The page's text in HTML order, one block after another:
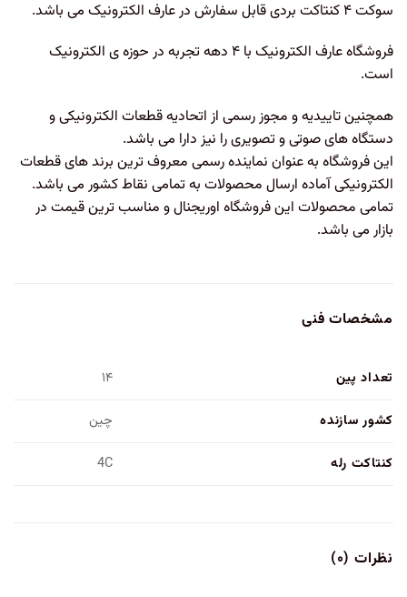
سوکت ۴ کنتاکت بردی قابل سفارش در عارف الکترونیک می باشد.
فروشگاه عارف الکترونیک با ۴ دهه تجربه در حوزه ی الکترونیک
است.
همچنین تاییدیه و مجوز رسمی از اتحادیه قطعات الکترونیکی و
دستگاه های صوتی و تصویری را نیز دارا می باشد.
این فروشگاه به عنوان نماینده رسمی معروف ترین برند های قطعات
الکترونیکی آماده ارسال محصولات به تمامی نقاط کشور می باشد.
تمامی محصولات این فروشگاه اوریجنال و مناسب ترین قیمت در
بازار می باشد.
مشخصات فنی
تعداد پین ۱۴
کشور سازنده چین
کنتاکت رله 4C
نظرات (۰)